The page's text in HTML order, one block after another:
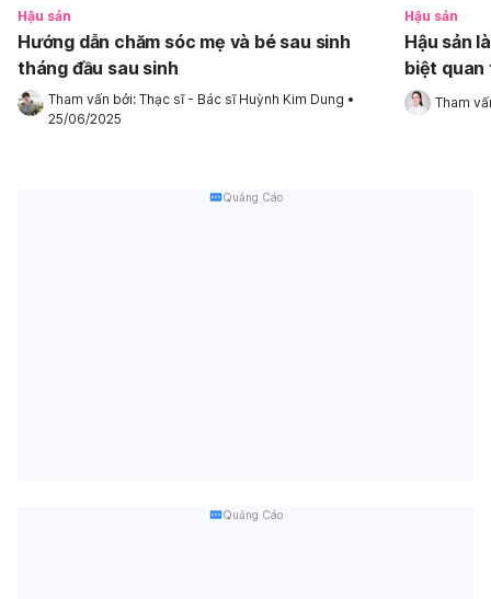
Hậu sản
Hướng dẫn chăm sóc mẹ và bé sau sinh
tháng đầu sau sinh
Tham vấn bởi: Thạc sĩ - Bác sĩ Huỳnh Kim Dung •
25/06/2025
Hậu sản
Hậu sản
biệt quan
Tham
Quảng Cáo
Quảng Cáo